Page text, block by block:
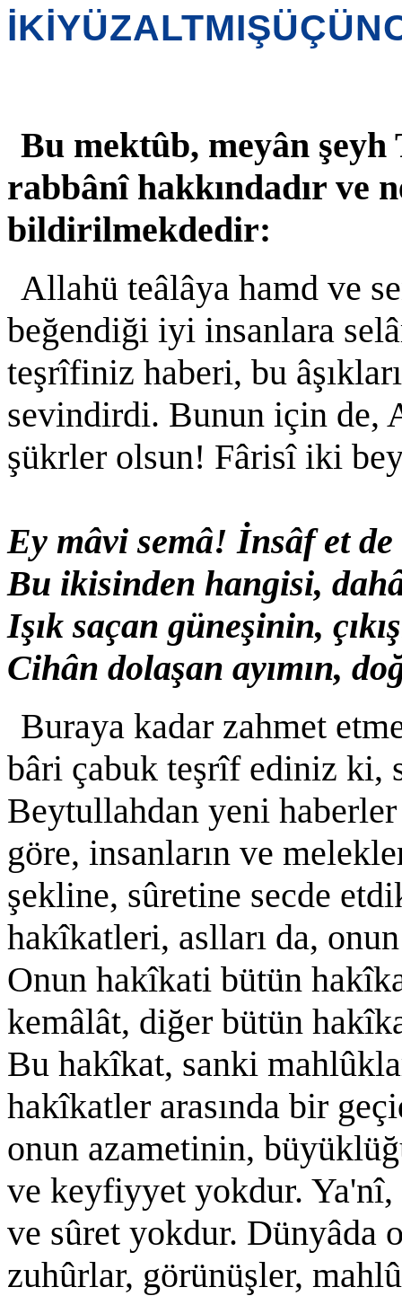
Bu mektûb, meyân şeyh
rabbânî hakkındadır ve
bildirilmekdedir:
Allahü teâlâya hamd ve
beğendiği iyi insanlara
teşrîfiniz haberi, bu
sevindirdi. Bunun için de,
şükrler olsun! Fârisî iki
Ey mâvi semâ! İnsâf et
Bu ikisinden hangisi,
Işık saçan güneşinin,
Cihân dolaşan ayımın,
Buraya kadar zahmet
bâri çabuk teşrîf ediniz ki,
Beytullahdan yeni
göre, insanların ve
şekline, sûretine secde
hakîkatleri, aslları da,
Onun hakîkati bütün
kemâlât, diğer bütün
Bu hakîkat, sanki
hakîkatler arasında bir
onun azametinin,
ve keyfiyyet yokdur. Ya'nî,
ve sûret yokdur. Dünyâda
zuhûrlar, görünüşler,